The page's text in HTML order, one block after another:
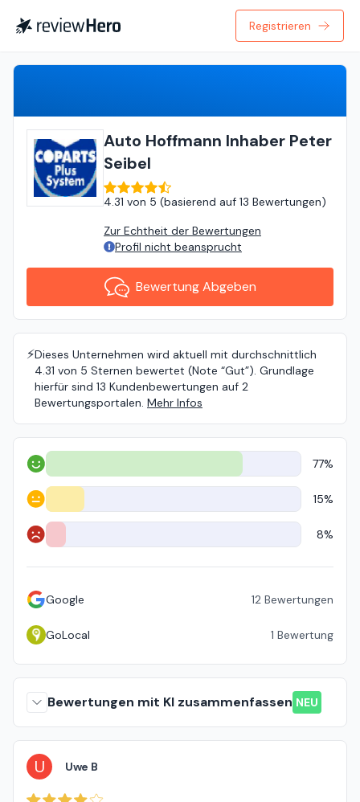
Registrieren
Auto Hoffmann Inhaber Peter
Seibel
4.31 von 5 (basierend auf 13 Bewertungen)
Zur Echtheit der Bewertungen
Profil nicht beansprucht
Bewertung Abgeben
⚡️Dieses Unternehmen wird aktuell mit durchschnittlich
4.31 von 5 Sternen bewertet (Note “Gut”). Grundlage
hierfür sind 13 Kundenbewertungen auf 2
Bewertungsportalen. Mehr Infos
Positiv 77%
Neutral 15%
Negativ 8%
Google 12 Bewertungen
GoLocal 1 Bewertung
Bewertungen mit KI zusammenfassen NEU
U Uwe B